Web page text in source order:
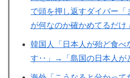
で頭を押し返すダイバー「
が何なのか確かめてるだけ
韓国人「日本人が殆ど食べ
す‥」→「島国の日本人が